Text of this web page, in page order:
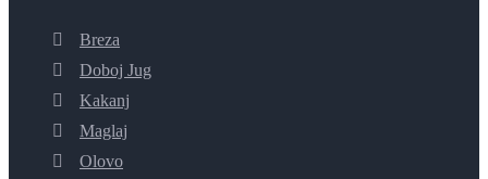
Breza
Doboj Jug
Kakanj
Maglaj
Olovo